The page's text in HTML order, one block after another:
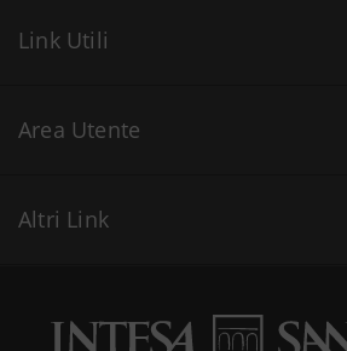
Link Utili
Area Utente
Altri Link